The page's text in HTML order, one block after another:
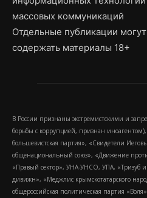
массовых коммуникаций
Отдельные публикации могут
содержать материалы 18+
В России признаны экстремистскими и
борьбы с коррупцией, признан
большевистская партия», «Свидетели
общенациональный союз», «Движение
«Правый сектор», УНА-УНСО, УПА, «Тризуб
дивижн», «Меджлис крымскотатарского
общероссийская политическая партия